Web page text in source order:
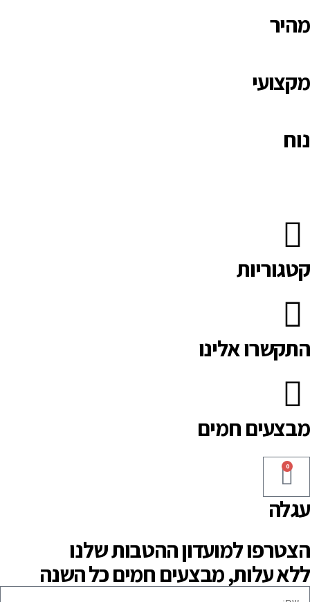
מהיר
מקצועי
נוח
קטגוריות
התקשרו אלינו
מבצעים חמים
0
עגלה
הצטרפו למועדון ההטבות שלנו
ללא עלות, מבצעים חמים כל השנה